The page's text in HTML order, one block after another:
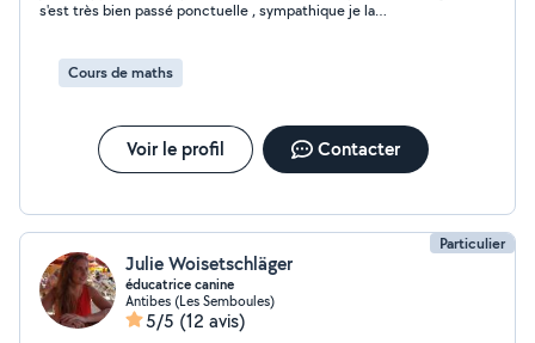
s'est très bien passé ponctuelle , sympathique je la
Cours de maths
Voir le profil Contacter
Particulier
Julie Woisetschläger
éducatrice canine
Antibes (Les Semboules)
5/5 (12 avis)